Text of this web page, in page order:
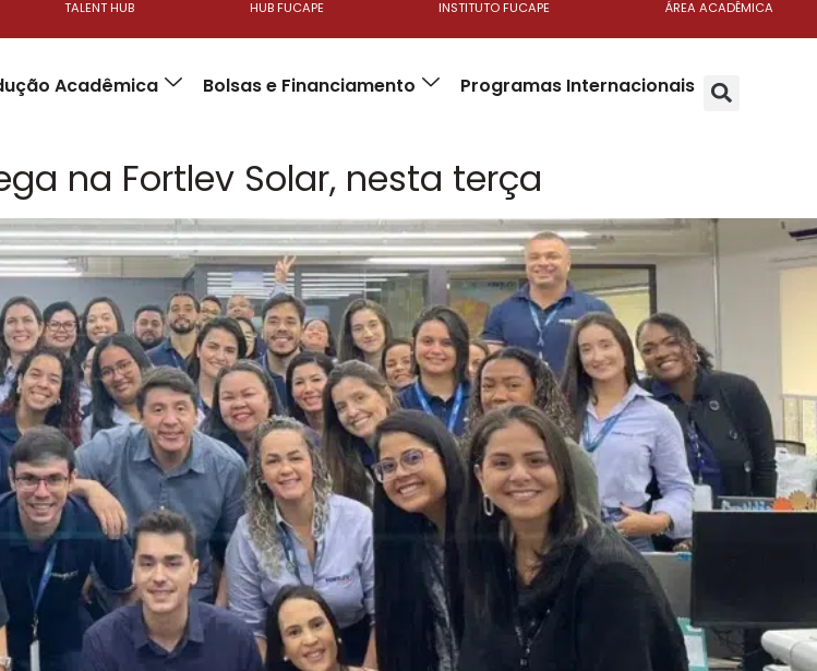
TALENT HUB HUB FUCAPE INSTITUTO FUCAPE ÁREA ACADÊMICA
Acadêmica Bolsas e Financiamento Programas Internacionais
na Fortlev Solar, nesta terça